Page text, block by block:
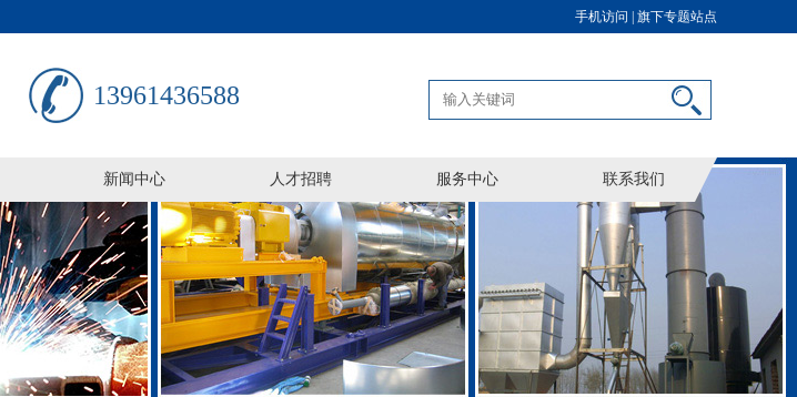
旗下专题站点
手机访问 |
13961436588
新闻中心 人才招聘 服务中心 联系我们